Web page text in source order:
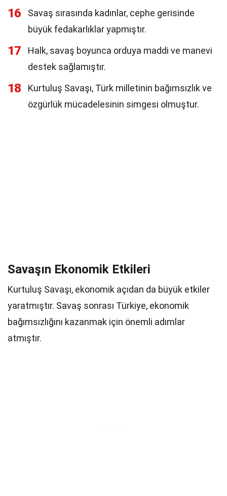
16
Savaş sırasında kadınlar, cephe gerisinde
büyük fedakarlıklar yapmıştır.
17
Halk, savaş boyunca orduya maddi ve manevi
destek sağlamıştır.
18
Kurtuluş Savaşı, Türk milletinin bağımsızlık ve
özgürlük mücadelesinin simgesi olmuştur.
Savaşın Ekonomik Etkileri
Kurtuluş Savaşı, ekonomik açıdan da büyük etkiler
yaratmıştır. Savaş sonrası Türkiye, ekonomik
bağımsızlığını kazanmak için önemli adımlar
atmıştır.